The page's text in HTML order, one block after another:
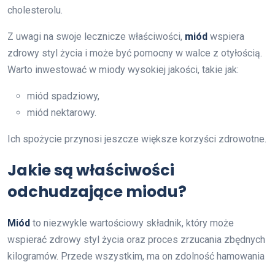
cholesterolu.
Z uwagi na swoje lecznicze właściwości, miód wspiera
zdrowy styl życia i może być pomocny w walce z otyłością.
Warto inwestować w miody wysokiej jakości, takie jak:
miód spadziowy,
miód nektarowy.
Ich spożycie przynosi jeszcze większe korzyści zdrowotne.
Jakie są właściwości
odchudzające miodu?
Miód to niezwykle wartościowy składnik, który może
wspierać zdrowy styl życia oraz proces zrzucania zbędnych
kilogramów. Przede wszystkim, ma on zdolność hamowania